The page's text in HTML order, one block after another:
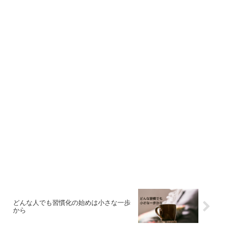
どんな人でも習慣化の始めは小さな一歩
から